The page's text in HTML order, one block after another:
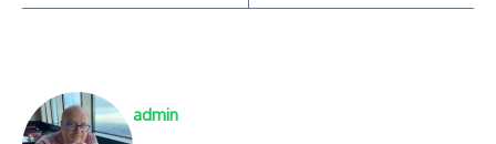
admin